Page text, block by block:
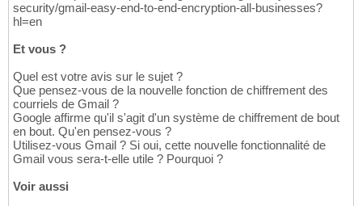
security/gmail-easy-end-to-end-encryption-all-businesses?
hl=en
Et vous ?
Quel est votre avis sur le sujet ?
Que pensez-vous de la nouvelle fonction de chiffrement des
courriels de Gmail ?
Google affirme qu'il s'agit d'un système de chiffrement de bout
en bout. Qu'en pensez-vous ?
Utilisez-vous Gmail ? Si oui, cette nouvelle fonctionnalité de
Gmail vous sera-t-elle utile ? Pourquoi ?
Voir aussi